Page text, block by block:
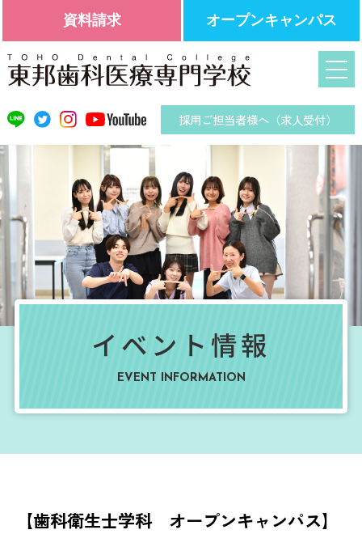
採用ご担当者様へ（求人受付）
イベント情報
EVENT INFORMATION
【歯科衛生士学科 オープンキャンパス】
資料請求 オープンキャンパス